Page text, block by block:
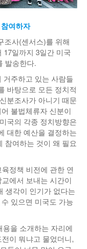
여하자
조사(센서스)를 위해
17일까지 3일간 미국
발송한다.
거주하고 있는 사람들
바탕으로 모든 정치적
분조사가 아니기 때문
불법체류자 신분이
국의 각종 정치방향은
대한 예산을 결정하는
참여하는 것이 왜 필요
정책 비전에 관한 연
에서 보내는 시간이
생각이 인기가 없다는
있으면 미국도 가능
을 소개하는 자리에
이 뭐냐고 물었더니,